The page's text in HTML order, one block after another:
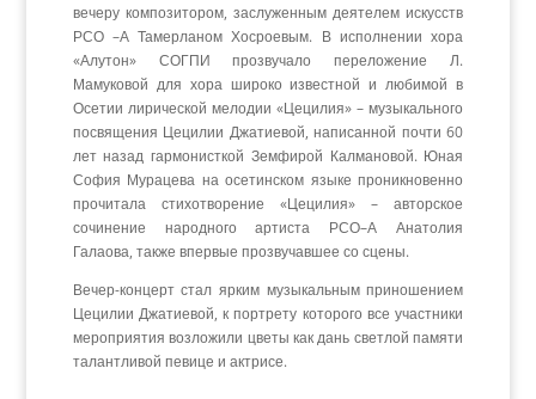
вечеру композитором, заслуженным деятелем искусств
РСО –А Тамерланом Хосроевым. В исполнении хора
«Алутон» СОГПИ прозвучало переложение Л.
Мамуковой для хора широко известной и любимой в
Осетии лирической мелодии «Цецилия» – музыкального
посвящения Цецилии Джатиевой, написанной почти 60
лет назад гармонисткой Земфирой Калмановой. Юная
София Мурацева на осетинском языке проникновенно
прочитала стихотворение «Цецилия» – авторское
сочинение народного артиста РСО–А Анатолия
Галаова, также впервые прозвучавшее со сцены.
Вечер-концерт стал ярким музыкальным приношением
Цецилии Джатиевой, к портрету которого все участники
мероприятия возложили цветы как дань светлой памяти
талантливой певице и актрисе.